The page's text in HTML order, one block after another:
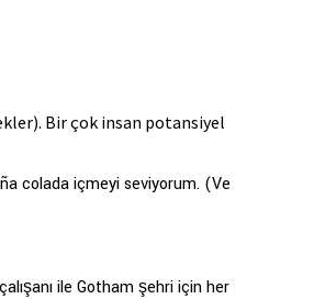
Bir çok insan potansiyel
colada içmeyi seviyorum. (Ve
ile Gotham şehri için her